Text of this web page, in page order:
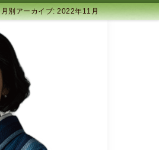
月別アーカイブ: 2022年11月